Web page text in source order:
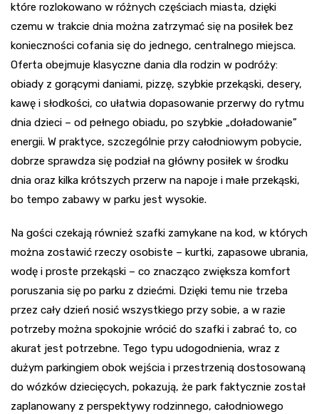
które rozlokowano w różnych częściach miasta, dzięki
czemu w trakcie dnia można zatrzymać się na posiłek bez
konieczności cofania się do jednego, centralnego miejsca.
Oferta obejmuje klasyczne dania dla rodzin w podróży:
obiady z gorącymi daniami, pizzę, szybkie przekąski, desery,
kawę i słodkości, co ułatwia dopasowanie przerwy do rytmu
dnia dzieci – od pełnego obiadu, po szybkie „doładowanie”
energii. W praktyce, szczególnie przy całodniowym pobycie,
dobrze sprawdza się podział na główny posiłek w środku
dnia oraz kilka krótszych przerw na napoje i małe przekąski,
bo tempo zabawy w parku jest wysokie.
Na gości czekają również szafki zamykane na kod, w których
można zostawić rzeczy osobiste – kurtki, zapasowe ubrania,
wodę i proste przekąski – co znacząco zwiększa komfort
poruszania się po parku z dziećmi. Dzięki temu nie trzeba
przez cały dzień nosić wszystkiego przy sobie, a w razie
potrzeby można spokojnie wrócić do szafki i zabrać to, co
akurat jest potrzebne. Tego typu udogodnienia, wraz z
dużym parkingiem obok wejścia i przestrzenią dostosowaną
do wózków dziecięcych, pokazują, że park faktycznie został
zaplanowany z perspektywy rodzinnego, całodniowego